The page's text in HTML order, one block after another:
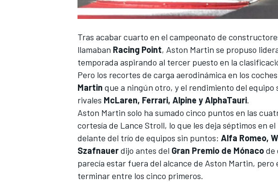
FÓRMULA E
Tras acabar cuarto en el campeonato de
llamaban Racing Point, Aston Martin se propuso
temporada aspirando al tercer puesto en la
Pero los recortes de carga aerodinámica en los
Martin que a ningún otro, y el rendimiento del equipo
rivales McLaren, Ferrari, Alpine y AlphaTauri.
Aston Martin solo ha sumado cinco puntos en las
cortesía de Lance Stroll, lo que les deja séptimos en
delante del trío de equipos sin puntos: Alfa Romeo,
Szafnauerdijo antes del Gran Premio de Mónacode
parecía estar fuera del alcance de Aston Martin,
terminar entre los cinco primeros.